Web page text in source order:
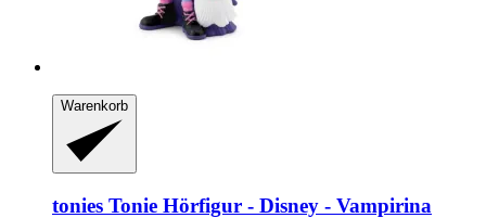
Warenkorb
tonies Tonie Hörfigur -​ Disney -​ Vampirina